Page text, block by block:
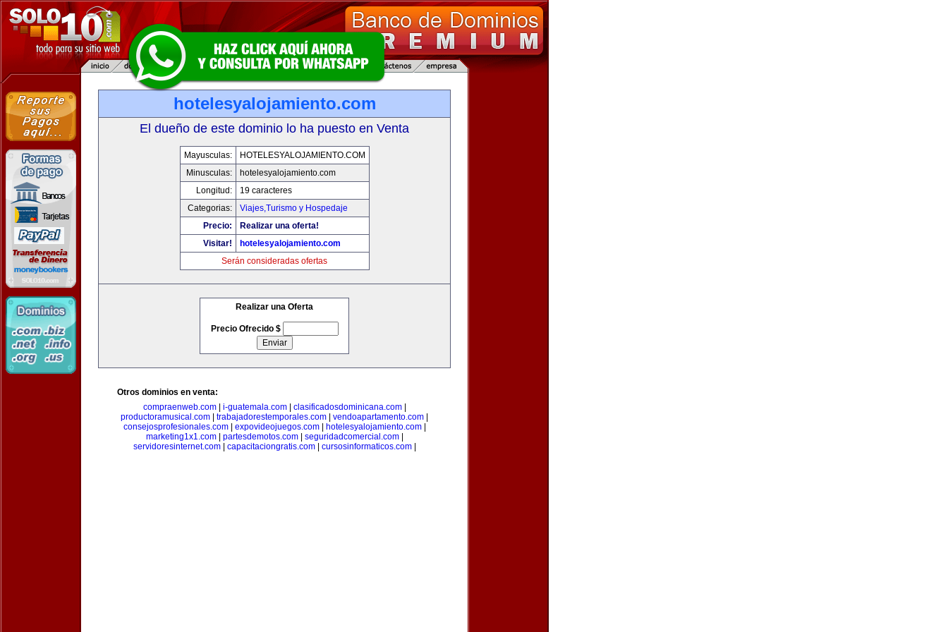
hotelesyalojamiento.com
El dueño de este dominio lo ha puesto en Venta
Mayusculas:
HOTELESYALOJAMIENTO.COM
Minusculas:
hotelesyalojamiento.com
Longitud:
19 caracteres
Categorias:
Viajes,Turismo y Hospedaje
Precio:
Realizar una oferta!
Visitar!
hotelesyalojamiento.com
Serán consideradas ofertas
Realizar una Oferta
Precio Ofrecido $
Otros dominios en venta:
compraenweb.com| i-guatemala.com| clasificadosdominicana.com|
productoramusical.com
trabajadorestemporales.com vendoapartamento.com
consejosprofesionales.com| expovideojuegos.com| hotelesyalojamiento.com|
marketing1x1.com| partesdemotos.com| seguridadcomercial.com|
servidoresinternet.com| capacitaciongratis.com| cursosinformaticos.com|